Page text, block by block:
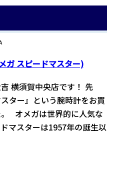
ガ スピードマスター)
横須賀中央店です！ 先
ター』という腕時計をお買
オメガは世界的に人気な
マスターは1957年の誕生以